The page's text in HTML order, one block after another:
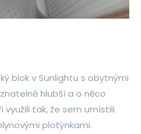
blok v Sunlightu s obytnými
hlubší a o něco
využili tak, že sem umístili
plotýnkami.